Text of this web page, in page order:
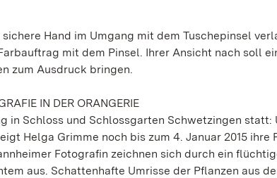
Hand im Umgang mit dem Tuschepinsel
mit dem Pinsel. Ihrer Ansicht nach soll
zum Ausdruck bringen.
IN DER ORANGERIE
in Schloss und Schlossgarten Schwetzingen statt:
Helga Grimme noch bis zum 4. Januar 2015
Fotografin zeichnen sich durch ein
aus. Schattenhafte Umrisse der Pflanzen aus